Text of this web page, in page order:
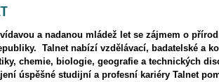
a nadanou mládež let se zájmem o
Talnet nabízí vzdělávací, badatelské a
chemie, biologie, geografie a technických
úspěšné studijní a profesní kariéry Talnet